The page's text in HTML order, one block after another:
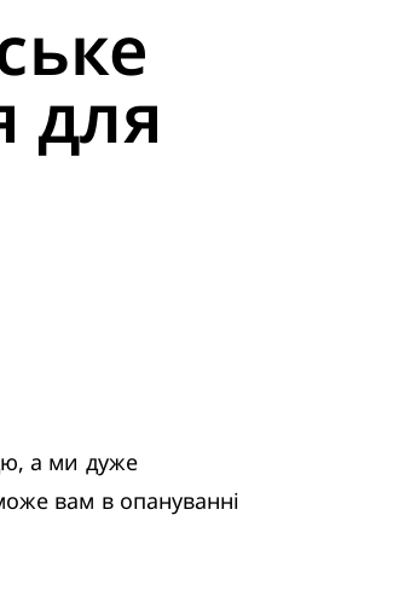
для
а ми дуже
вам в опануванні